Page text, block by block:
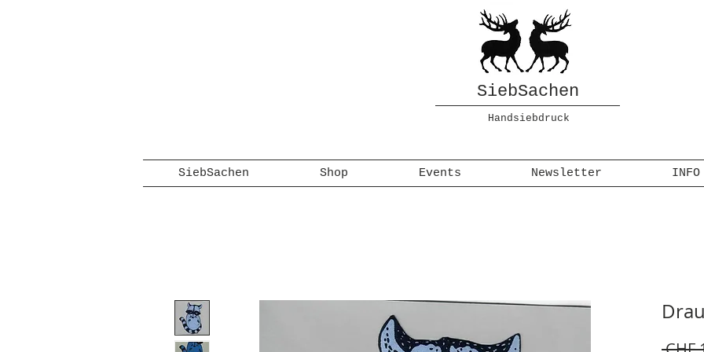
SiebSachen
Handsiebdruck
SiebSachen Shop Events Newsletter INFO